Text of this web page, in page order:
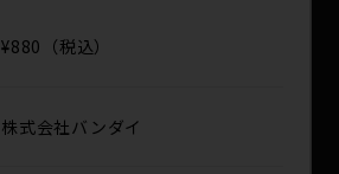
¥880（税込）
株式会社バンダイ